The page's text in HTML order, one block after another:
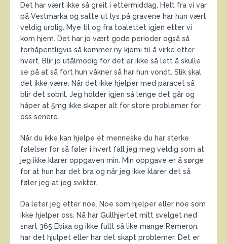
Det har vært ikke så greit i ettermiddag. Helt fra vi var
på Vestmarka og satte ut lys på gravene har hun vært
veldig urolig. Mye til og fra toalettet igjen etter vi
kom hjem. Det har jo vært gode perioder også så
forhåpentligvis så kommer ny kjemi til å virke etter
hvert. Blir jo utålmodig for det er ikke så lett å skulle
se på at så fort hun våkner så har hun vondt. Slik skal
det ikke være. Når det ikke hjelper med paracet så
blir det sobril. Jeg holder igjen så lenge det går og
håper at 5mg ikke skaper alt for store problemer for
oss senere.
Når du ikke kan hjelpe et menneske du har sterke
følelser for så føler i hvert fall jeg meg veldig som at
jeg ikke klarer oppgaven min. Min oppgave er å sørge
for at hun har det bra og når jeg ikke klarer det så
føler jeg at jeg svikter.
Da leter jeg etter noe. Noe som hjelper eller noe som
ikke hjelper oss. Nå har Gullhjertet mitt svelget ned
snart 365 Ebixa og ikke fullt så like mange Remeron,
har det hjulpet eller har det skapt problemer. Det er